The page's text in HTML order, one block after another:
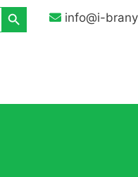
info@i-
Search Button